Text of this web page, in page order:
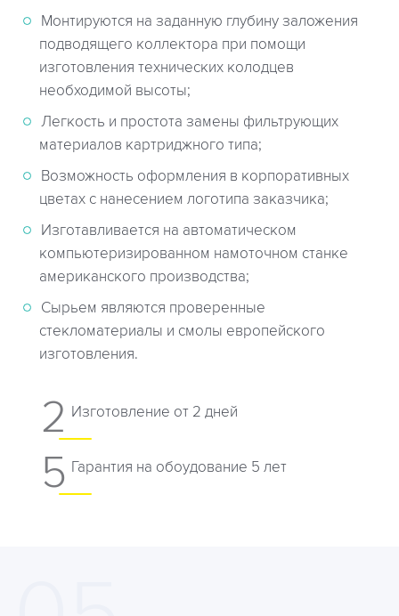
Монтируются на заданную глубину заложения
подводящего коллектора при помощи
изготовления технических колодцев
необходимой высоты;
Легкость и простота замены фильтрующих
материалов картриджного типа;
Возможность оформления в корпоративных
цветах с нанесением логотипа заказчика;
Изготавливается на автоматическом
компьютеризированном намоточном станке
американского производства;
Сырьем являются проверенные
стекломатериалы и смолы европейского
изготовления.
2 Изготовление от 2 дней
5 Гарантия на обоудование 5 лет